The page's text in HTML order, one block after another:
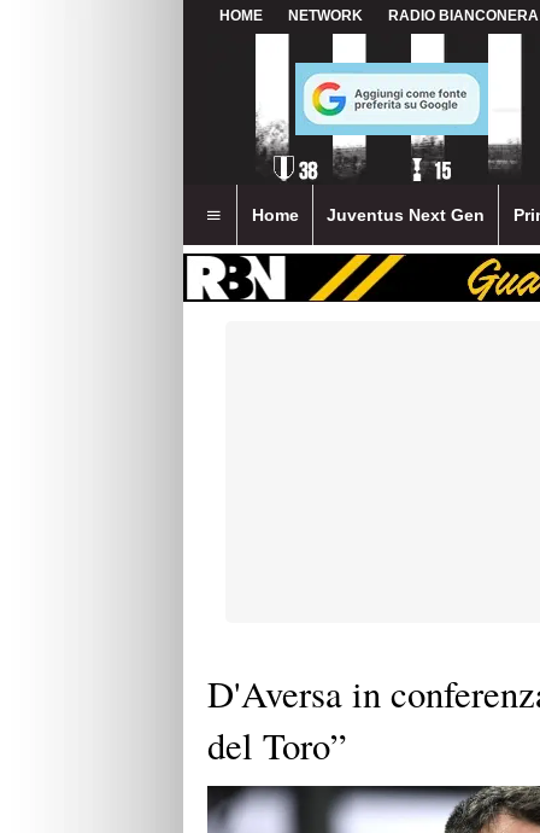
HOME NETWORK RADIO BIANCONERA
Home Juventus Next Gen
D'Aversa in
del Toro”